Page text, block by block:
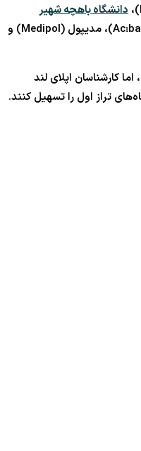
دانشگاه باهچه شهیر
کارشناسان اپلای لند
تراز اول را تسهیل کنند.